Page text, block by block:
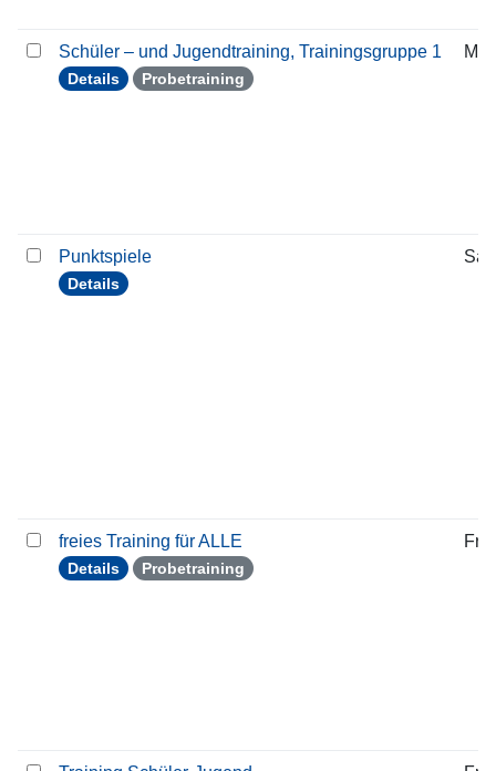
Schüler – und Jugendtraining, Trainingsgruppe 1
Details Probetraining
Punktspiele
Details
freies Training für ALLE
Details Probetraining